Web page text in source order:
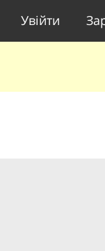
Увійти